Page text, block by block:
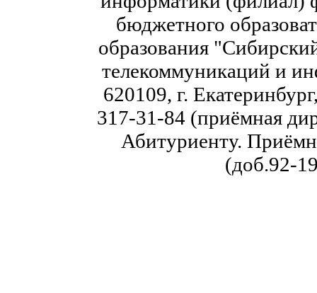
бюджетного
образования
телекоммуникаций и
620109, г.
317-31-84 (приёмная
Абитуриенту.
(доб.92-